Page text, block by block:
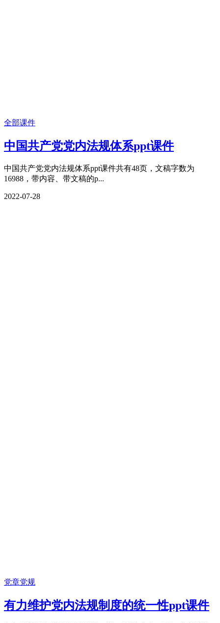
全部课件
中国共产党党内法规体系ppt课件
中国共产党党内法规体系ppt课件共有48页，文稿字数为
16988，带内容、带文稿的p...
2022-07-28
党章党规
有力维护党内法规制度的统一性ppt课件